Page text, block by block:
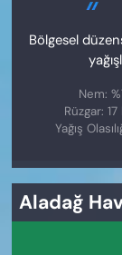
Bölgesel
Nem:
Rüzgar:
Yağış
Aladağ